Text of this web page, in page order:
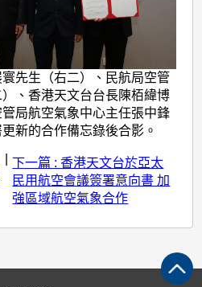
先生（右二）、民航局空管
、香港天文台台長陳栢緯博
局航空氣象中心主任張中鋒
新的合作備忘錄後合影。
下一篇 : 香港天文台於亞太
民用航空會議簽署意向書 加
強區域航空氣象合作